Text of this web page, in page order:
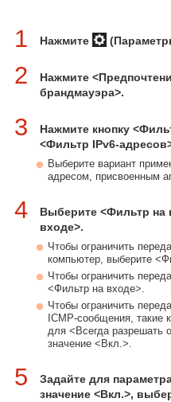
1 Нажмите
2 Нажмите
брандмауэра>.
3
Нажмите кнопку
<Фильтр IPv6-
Выберите вариант
адресом, присвоенным
4
Выберите <Фильтр на
входе>.
Чтобы ограничить
компьютер, выберите
Чтобы ограничить
<Фильтр на входе>.
Чтобы ограничить
ICMP-сообщения, такие
для <Всегда разрешать
значение <Вкл.>.
5
Задайте для
значение <Вкл.>,